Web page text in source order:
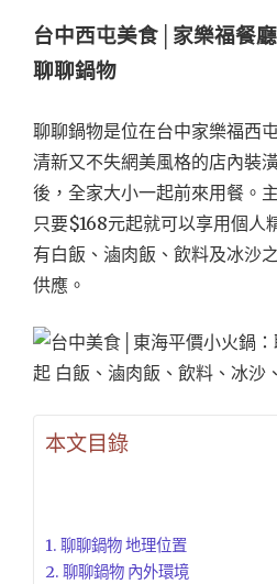
台中西屯美食│家樂福餐
聊聊鍋物
聊聊鍋物是位在台中家樂福西
清新又不失網美風格的店內裝
後，全家大小一起前來用餐。
只要$168元起就可以享用個人
有白飯、滷肉飯、飲料及冰沙
供應。
本文目錄
聊聊鍋物 地理位置
聊聊鍋物 內外環境